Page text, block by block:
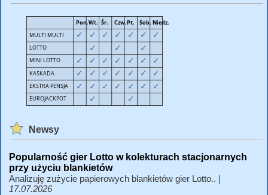
Newsy
Popularność gier Lotto w kolekturach stacjonarnych
przy użyciu blankietów
Analizuję zużycie papierowych blankietów gier Lotto.. |
17.07.2026